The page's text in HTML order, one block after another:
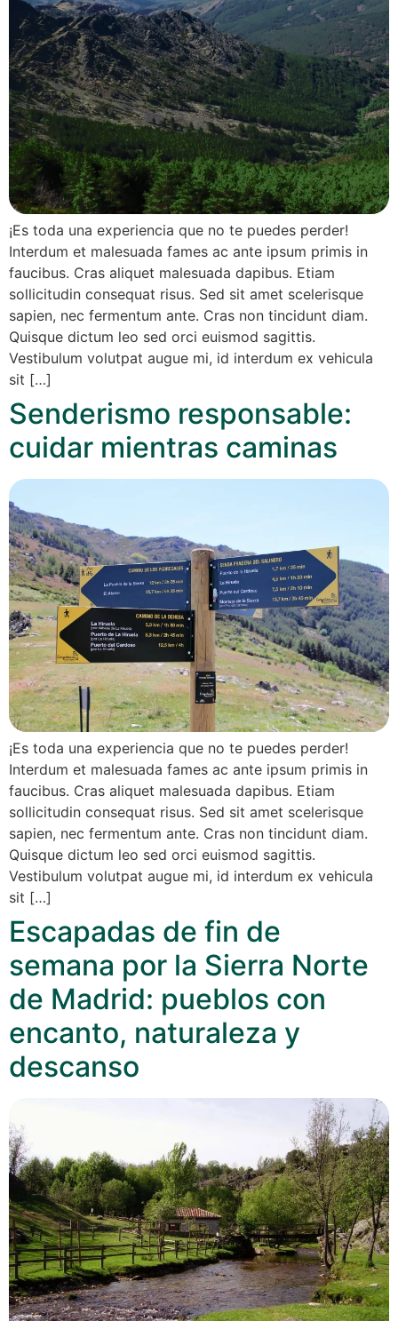
¡Es toda una experiencia que no te puedes perder!
Interdum et malesuada fames ac ante ipsum primis in
faucibus. Cras aliquet malesuada dapibus. Etiam
sollicitudin consequat risus. Sed sit amet scelerisque
sapien, nec fermentum ante. Cras non tincidunt diam.
Quisque dictum leo sed orci euismod sagittis.
Vestibulum volutpat augue mi, id interdum ex vehicula
sit […]
Senderismo responsable:
cuidar mientras caminas
¡Es toda una experiencia que no te puedes perder!
Interdum et malesuada fames ac ante ipsum primis in
faucibus. Cras aliquet malesuada dapibus. Etiam
sollicitudin consequat risus. Sed sit amet scelerisque
sapien, nec fermentum ante. Cras non tincidunt diam.
Quisque dictum leo sed orci euismod sagittis.
Vestibulum volutpat augue mi, id interdum ex vehicula
sit […]
Escapadas de fin de
semana por la Sierra Norte
de Madrid: pueblos con
encanto, naturaleza y
descanso